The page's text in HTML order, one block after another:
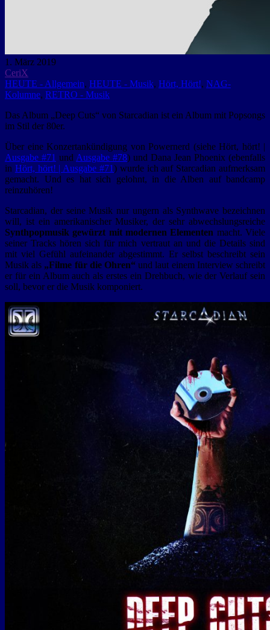
1. März 2019
CeriX
HEUTE - Allgemein, HEUTE - Musik, Hört, Hört!, NAG-
Kolumne, RETRO - Musik
Das Album „Deep Cuts“ von Starcadian ist ein Album mit Popsongs
im Stil der 80er.
Über eine Konzertankündigung von Powernerd (siehe Hört, hört! |
Ausgabe #71 und Ausgabe #78) und Dana Jean Phoenix (ebenfalls
in Hört, hört! | Ausgabe #71) wurde ich auf Starcadian aufmerksam
gemacht. Und es hat sich gelohnt, in die Alben auf bandcamp
reinzuhören!
Starcadian, der seine Musik nur ungern als Synthwave bezeichnen
will, ist ein amerikanischer Musiker, der sehr abwechslungsreiche
Synthpopmusik gewürzt mit modernen Elementen macht. Viele
seiner Tracks hören sich für mich vertraut an und die Details sind
mit viel Gefühl aufeinander abgestimmt. Er selbst beschreibt sein
Musik als „Filme für die Ohren“ und laut einem Interview schreibt
er für ein Album auch als erstes ein Drehbuch, wie der Verlauf sein
soll, bevor er die Musik komponiert.